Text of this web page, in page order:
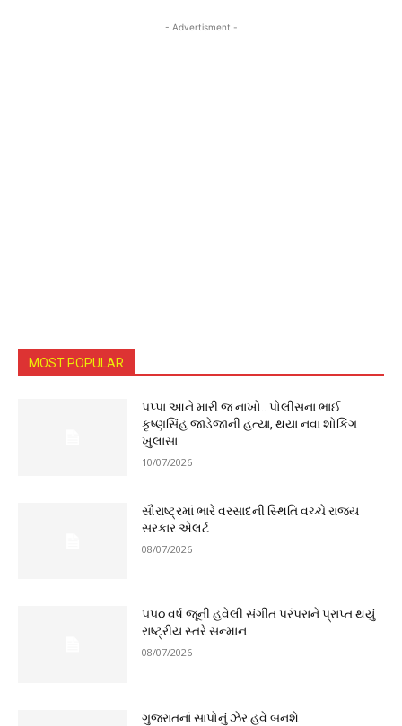
- Advertisment -
MOST POPULAR
પપ્પા આને મારી જ નાખો.. પોલીસના ભાઈ
કૃષ્ણસિંહ જાડેજાની હત્યા, થયા નવા શોકિંગ
ખુલાસા
10/07/2026
સૌરાષ્ટ્રમાં ભારે વરસાદની સ્થિતિ વચ્ચે રાજ્ય
સરકાર એલર્ટ
08/07/2026
૫૫૦ વર્ષ જૂની હવેલી સંગીત પરંપરાને પ્રાપ્ત થયું
રાષ્ટ્રીય સ્તરે સન્માન
08/07/2026
ગુજરાતનાં સાપોનું ઝેર હવે બનશે